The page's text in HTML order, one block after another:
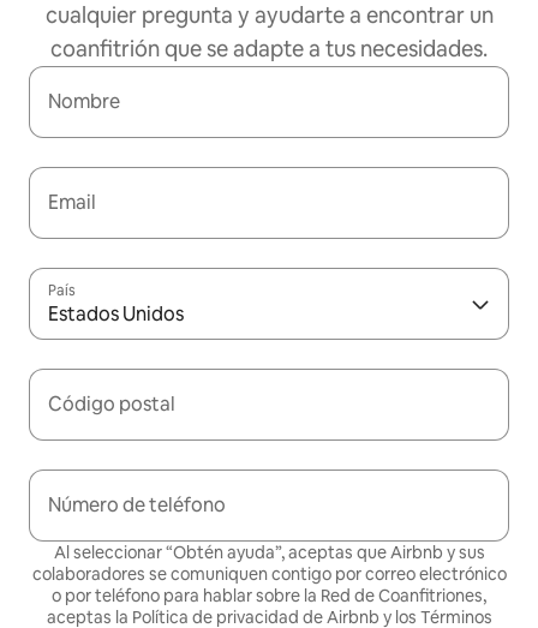
cualquier pregunta y ayudarte a encontrar un
coanfitrión que se adapte a tus necesidades.
Nombre
Email
País
Estados Unidos
Código postal
Número de teléfono
Al seleccionar “Obtén ayuda”, aceptas que Airbnb y sus
colaboradores se comuniquen contigo por correo electrónico
o por teléfono para hablar sobre la Red de Coanfitriones,
aceptas la Política de privacidad de Airbnb y los Términos